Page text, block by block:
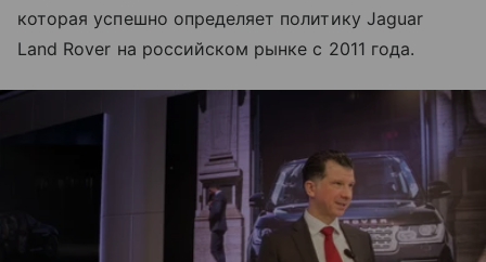
которая успешно определяет политику Jaguar
Land Rover на российском рынке с 2011 года.